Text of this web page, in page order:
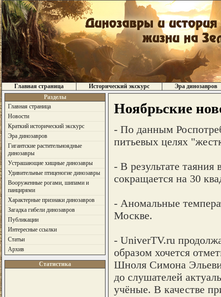
Главная страница Исторический экскурс
Эра динозавров
Разделы
Главная страница
Новости
Краткий исторический экскурс
Эра динозавров
Гигантские растительноядные
динозавры
Устрашающие хищные динозавры
Удивительные птиценогие динозавры
Вооруженные рогами, шипами и
панцирями
Характерные признаки динозавров
Загадка гибели динозавров
Публикации
Интересные ссылки
Статьи
Архив
Статистика
Ноябрьские
- По данным
питьевых целях
- В результате
сокращается на 30
- Аномальные
Москве.
- UniverTV.ru
образом хочется
Шноля Симона
до слушателей
учёные. В качестве